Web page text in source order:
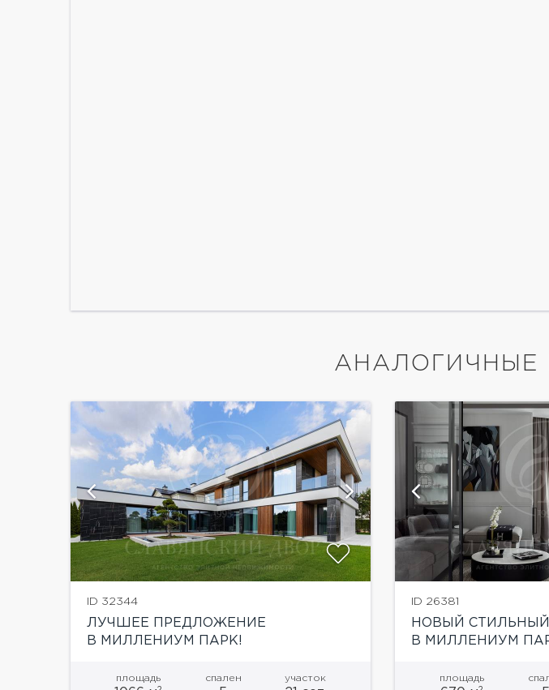
АНАЛОГИЧНЫЕ
ID 32344
ЛУЧШЕЕ ПРЕДЛОЖЕНИЕ
В МИЛЛЕНИУМ ПАРК!
площадь спален участок
показать ещё 5 фотографий
ID 26381
НОВЫЙ
В МИЛЛЕНИУМ
площадь
показать